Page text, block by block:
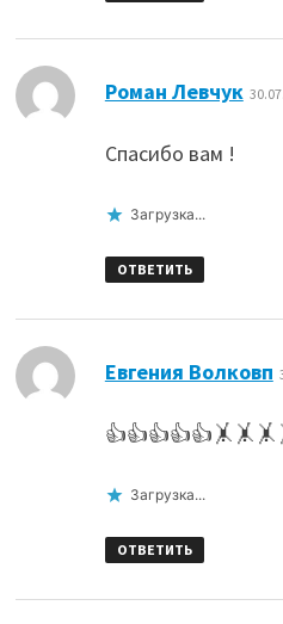
Роман Левчук
Спасибо вам !
Загрузка...
ОТВЕТИТЬ
Евгения Волковп
Загрузка...
ОТВЕТИТЬ